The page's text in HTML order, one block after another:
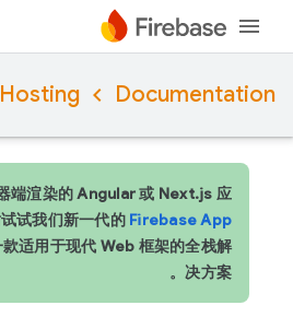
Documentation
Hosting
端渲染的 Angular 或 Next.js 应
试我们新一代的 Firebase App
适用于现代 Web 框架的全栈解
决方案。